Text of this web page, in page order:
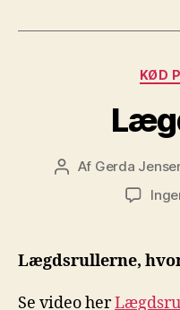
KØD
Indlægsforfatter
Af Gerda
Lægdsrullerne,
Se video her